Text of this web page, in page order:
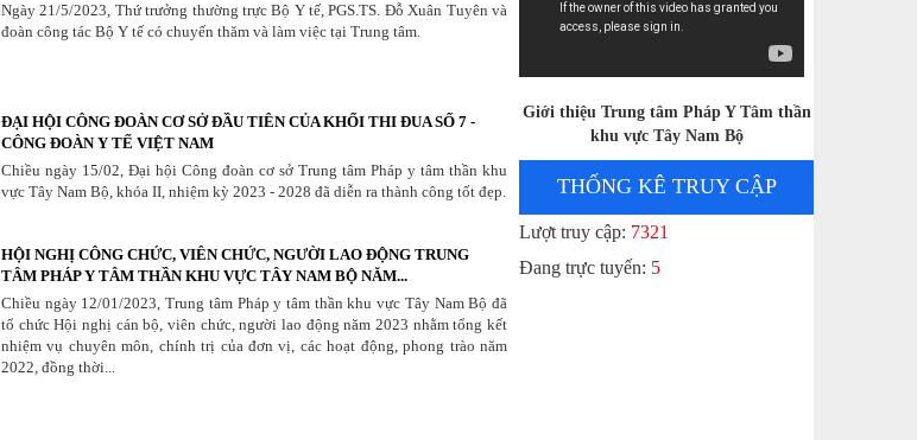
Ngày 21/5/2023, Thứ trưởng thường trực Bộ Y tế, PGS.TS. Đỗ Xuân Tuyên và
đoàn công tác Bộ Y tế có chuyến thăm và làm việc tại Trung tâm.
ĐẠI HỘI CÔNG ĐOÀN CƠ SỞ ĐẦU TIÊN CỦA KHỐI THI ĐUA SỐ 7 -
CÔNG ĐOÀN Y TẾ VIỆT NAM
Chiều ngày 15/02, Đại hội Công đoàn cơ sở Trung tâm Pháp y tâm thần khu
vực Tây Nam Bộ, khóa II, nhiệm kỳ 2023 - 2028 đã diễn ra thành công tốt đẹp.
HỘI NGHỊ CÔNG CHỨC, VIÊN CHỨC, NGƯỜI LAO ĐỘNG TRUNG
TÂM PHÁP Y TÂM THẦN KHU VỰC TÂY NAM BỘ NĂM...
Chiều ngày 12/01/2023, Trung tâm Pháp y tâm thần khu vực Tây Nam Bộ đã
tổ chức Hội nghị cán bộ, viên chức, người lao động năm 2023 nhằm tổng kết
nhiệm vụ chuyên môn, chính trị của đơn vị, các hoạt động, phong trào năm
2022, đồng thời...
Giới thiệu Trung tâm Pháp Y Tâm thần
khu vực Tây Nam Bộ
THỐNG KÊ TRUY CẬP
Lượt truy cập: 7321
Đang trực tuyến: 5